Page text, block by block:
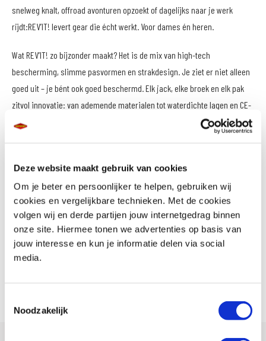
Deze website maakt gebruik van cookies
Om je beter en persoonlijker te helpen, gebruiken wij
cookies en vergelijkbare technieken. Met de cookies
volgen wij en derde partijen jouw internetgedrag binnen
onze site. Hiermee tonen we advertenties op basis van
jouw interesse en kun je informatie delen via social
media.
Noodzakelijk
snelweg knalt, offroad avonturen opzoekt of dagelijks naar je werk
rijdt:REV’IT! levert gear die écht werkt. Voor dames én heren.
Wat REV’IT! zo bijzonder maakt? Het is de mix van high-tech
bescherming, slimme pasvormen en strakdesign. Je ziet er niet alleen
goed uit – je bént ook goed beschermd. Elk jack, elke broek en elk pak
zitvol innovatie: van ademende materialen tot waterdichte lagen en CE-
gekeurde protectie die je amper voeltzitten.
heeft een look die bijjouw rijstijl past. Voor vrouwen is er geen afgeleide
herenkleding, maar echt een eigen lijn, speciaalontworpen voor het
vrouwelijke lichaam. En mannen? Die vinden bij REV’IT! alles van
minimalistisch zwart totopvallende adventure-gear.
Ontworpen in Nederland. Gemaakt om grenzen te verleggen.
REV’IT! – Voor wie rijdt met lef, stijl én verstand.